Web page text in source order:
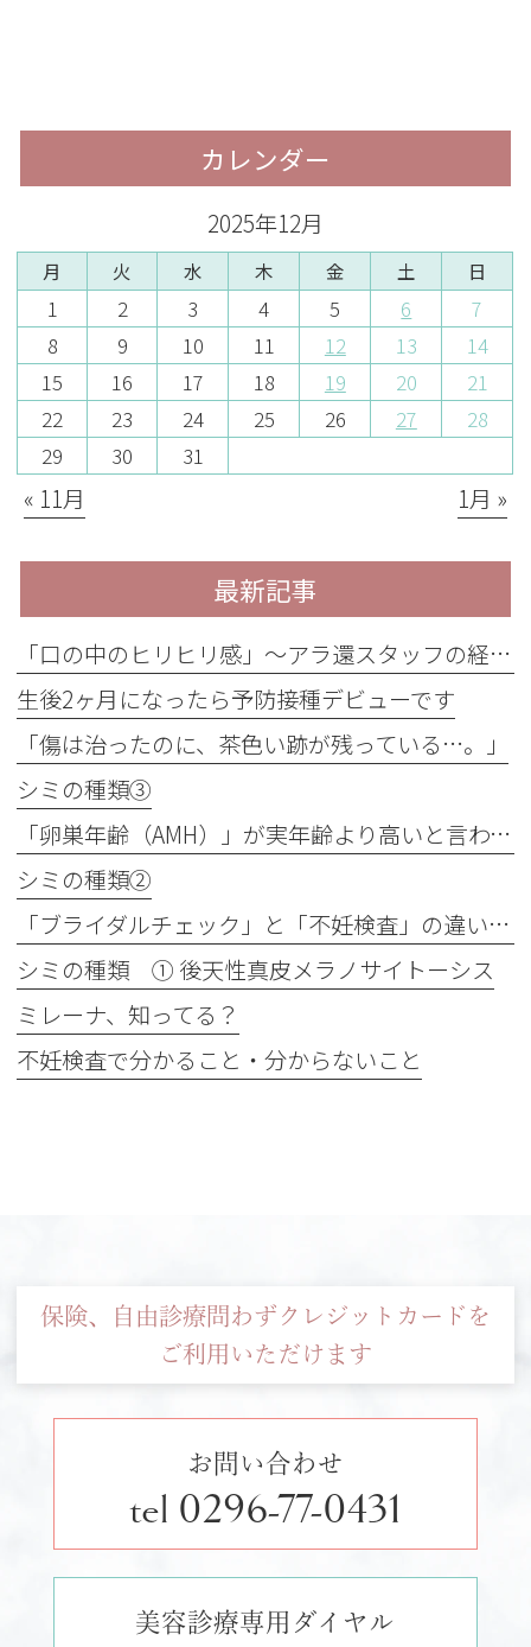
カレンダー
2025年12月
月 火 水 木 金 土 日
1 2 3 4 5 6
7
8
9 10 11 12 13
14
15
16 17 18 19 20
21
22
23 24 25 26 27
28
29
30 31
« 11月 1月 »
最新記事
「口の中のヒリヒリ感」〜アラ還スタッフの経験談
生後2ヶ月になったら予防接種デビューです
「傷は治ったのに、茶色い跡が残っている…。」
シミの種類③
「卵巣年齢（AMH）」が実年齢より高いと言われたら？
シミの種類②
「ブライダルチェック」と「不妊検査」の違いは？最近よく聞く「プレコンセプション」ってなぁに？
シミの種類 ① 後天性真皮メラノサイトーシス
ミレーナ、知ってる？
不妊検査で分かること・分からないこと
保険、自由診療問わずクレジットカードを
ご利用いただけます
お問い合わせ
tel 0296-77-0431
美容診療専用ダイヤル